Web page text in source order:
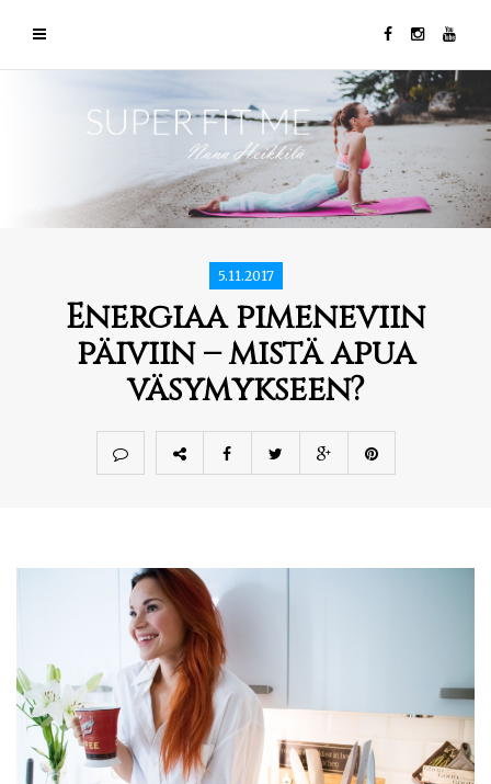
5.11.2017
Energiaa pimeneviin
päiviin – mistä apua
väsymykseen?